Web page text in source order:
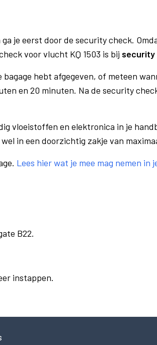
je eerst door de security check.
voor vlucht KQ 1503 is bij security
hebt afgegeven, of meteen
en 20 minuten. Na de security
vloeistoffen en elektronica in je
in een doorzichtig zakje van
Lees hier wat je mee mag nemen in
B22.
instappen.